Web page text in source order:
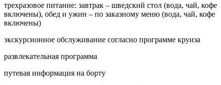
трехразовое питание: завтрак – шведский стол (вода, чай, кофе
включены), обед и ужин – по заказному меню (вода, чай, кофе
включены)
экскурсионное обслуживание согласно программе круиза
развлекательная программа
путевая информация на борту